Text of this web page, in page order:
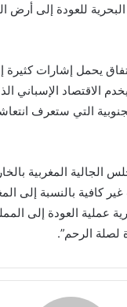
للعودة إلى
يحمل إشارات كثيرة
الاقتصاد الإسباني
التي ستعرف
الجالية المغربية
كافية بالنسبة إلى
عملية العودة إلى
لصلة الرحم”.